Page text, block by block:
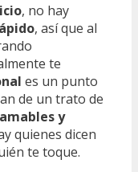
, no hay
, así que al
te
es un punto
de un trato de
y
quienes dicen
te toque.